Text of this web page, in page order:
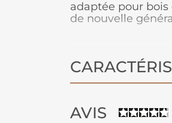
adaptée pour
de nouvelle
bois, fer, alu,
couleurs dans le
AVIS